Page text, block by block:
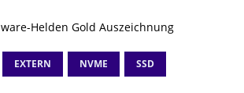
EXTERN NVME SSD